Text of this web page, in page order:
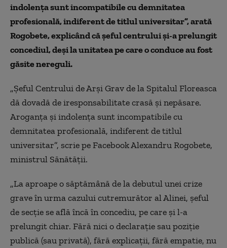
indolenţa sunt incompatibile cu demnitatea
profesională, indiferent de titlul universitar”, arată
Rogobete, explicând că şeful centrului şi-a prelungit
concediul, deşi la unitatea pe care o conduce au fost
găsite nereguli.
„Șeful Centrului de Arși Grav de la Spitalul Floreasca
dă dovadă de iresponsabilitate crasă și nepăsare.
Aroganța și indolența sunt incompatibile cu
demnitatea profesională, indiferent de titlul
universitar”, scrie pe Facebook Alexandru Rogobete,
ministrul Sănătății.
„La aproape o săptămână de la debutul unei crize
grave în urma cazului cutremurător al Alinei, șeful
de secție se află încă în concediu, pe care și l-a
prelungit chiar. Fără nici o declarație sau poziție
publică (sau privată), fără explicații, fără empatie, nu